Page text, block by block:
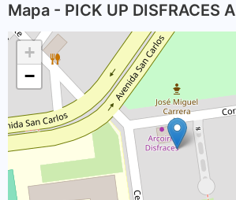
Mapa - PICK UP DISFRACES
+
−